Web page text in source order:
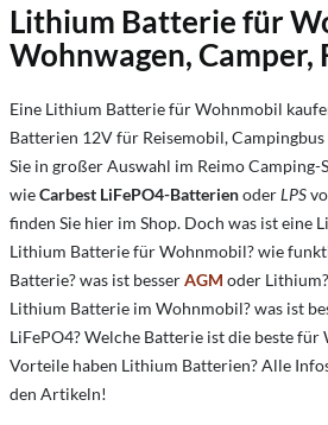
Lithium Batterie für
Wohnwagen, Camper,
Eine Lithium Batterie für Wohnmobil
Batterien 12V für Reisemobil,
Sie in großer Auswahl im Reimo Camping-
wieCarbest LiFePO4-BatterienoderLPS
finden Sie hier im Shop. Doch was ist eine
Lithium Batterie für Wohnmobil? wie
Batterie? was ist besserAGM oder Lithium?
Lithium Batterie im Wohnmobil?was ist
LiFePO4?Welche Batterie ist die beste für
Vorteile haben Lithium Batterien? Alle
den Artikeln!